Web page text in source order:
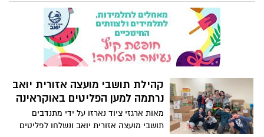
קהילת תושבי מועצה אזורית יואב
נרתמה למען הפליטים באוקראינה
מאות ארגזי ציוד נארזו על ידי מתנדבים
תושבי מועצה אזורית יואב ונשלחו לפליטים